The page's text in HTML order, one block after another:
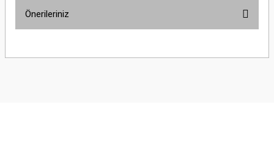
Önerileriniz
yetersiz gördüğünüz noktaları öneri formunu kullanarak tarafımıza